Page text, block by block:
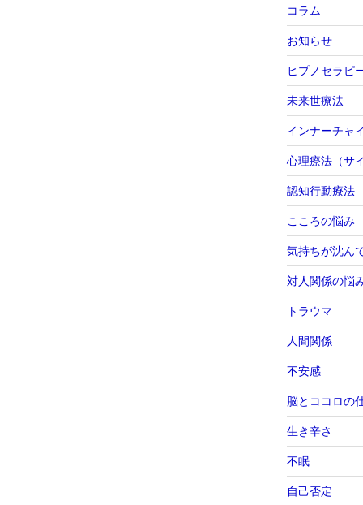
コラム
お知らせ
ヒプノセラピ
未来世療法
インナーチャ
心理療法（サ
認知行動療法
こころの悩み
気持ちが沈ん
対人関係の悩
トラウマ
人間関係
不安感
脳とココロの
生き辛さ
不眠
自己否定